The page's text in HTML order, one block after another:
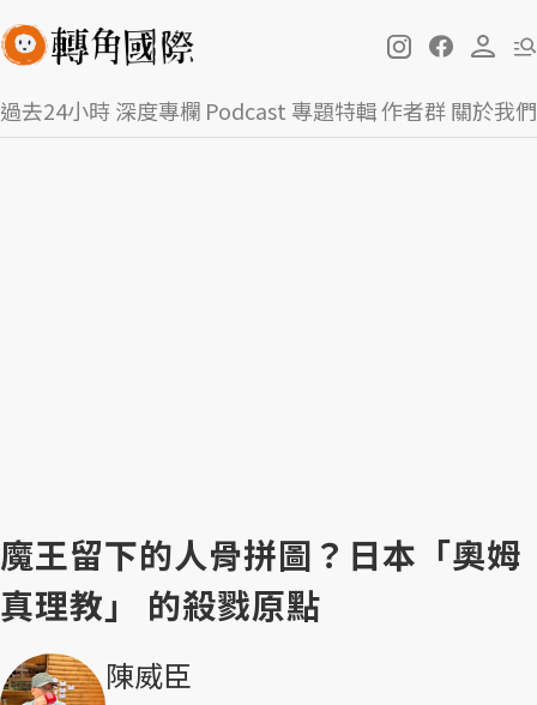
過去24小時深度專欄 Podcast 專題特輯作者群關於我們
魔王留下的人骨拼圖？日本「奧姆
真理教」 的殺戮原點
陳威臣